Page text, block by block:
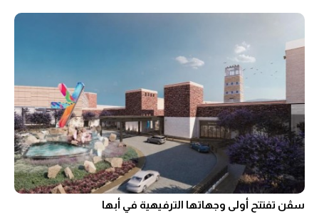
سڤن تفتتح أولى وجهاتها الترفيهية في أبها